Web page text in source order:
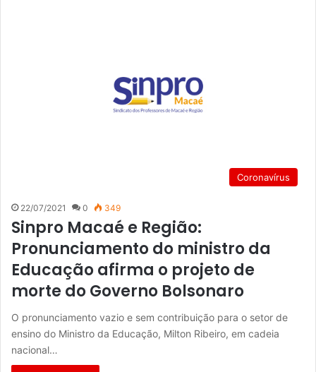
Coronavírus
22/07/2021 0 349
Sinpro Macaé e Região:
Pronunciamento do ministro da
Educação afirma o projeto de
morte do Governo Bolsonaro
O pronunciamento vazio e sem contribuição para o setor de
ensino do Ministro da Educação, Milton Ribeiro, em cadeia
nacional…